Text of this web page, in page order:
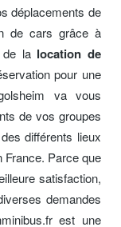
déplacements de
de cars grâce à
de la location de
pour une
va vous
de vos groupes
différents lieux
France. Parce que
satisfaction,
demandes
est une